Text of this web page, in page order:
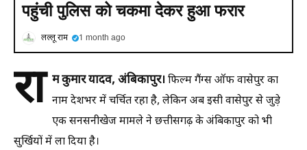
पहुंची पुलिस को चकमा देकर हुआ फरार
लल्लू राम 1 month ago
रा म कुमार यादव, अंबिकापुर। फिल्म गैंग्स ऑफ वासेपुर का
नाम देशभर में चर्चित रहा है, लेकिन अब इसी वासेपुर से जुड़े
एक सनसनीखेज मामले ने छत्तीसगढ़ के अंबिकापुर को भी
सुर्खियों में ला दिया है।